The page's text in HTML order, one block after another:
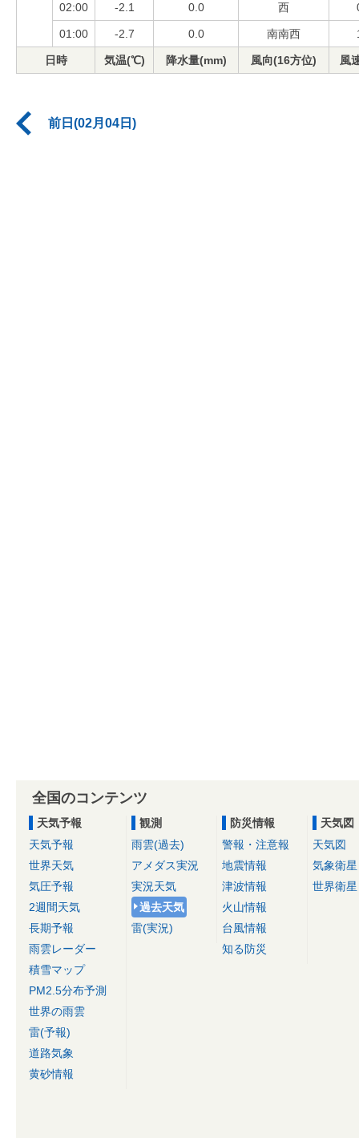
02:00 -2.1 0.0 西
01:00 -2.7 0.0 南南西
日時 気温(℃) 降水量(mm) 風向(16方位) 風
前日(02月04日)
全国のコンテンツ
天気予報
天気予報
世界天気
気圧予報
2週間天気
長期予報
雨雲レーダー
積雪マップ
PM2.5分布予測
世界の雨雲
雷(予報)
道路気象
黄砂情報
観測
雨雲(過去)
アメダス実況
実況天気
過去天気
雷(実況)
防災情報
警報・注意報
地震情報
津波情報
火山情報
台風情報
知る防災
天気図
天気図
気象衛星
世界衛星